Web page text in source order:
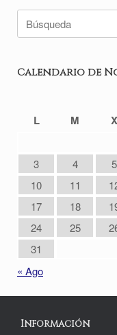
Calendario de
L
M X
3
4 5
10
11
17
18
24
25
31
« Ago
Información